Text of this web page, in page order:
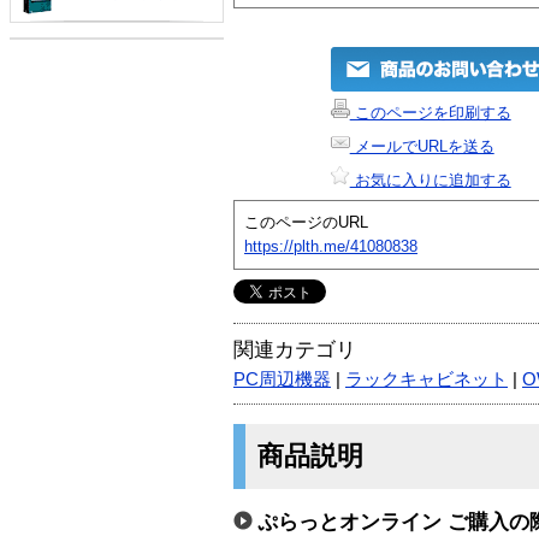
このページを印刷する
メールでURLを送る
お気に入りに追加する
このページのURL
https://plth.me/41080838
関連カテゴリ
PC周辺機器 ラックキャビネット
商品説明
ぷらっとオンライン ご購入の